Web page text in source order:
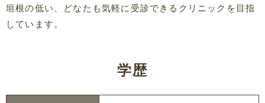
垣根の低い、どなたも気軽に受診できるクリニックを目指
しています。
学歴